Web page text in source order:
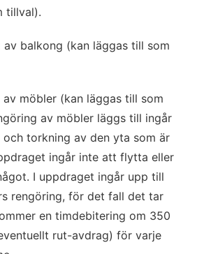
tillval).
av balkong (kan läggas till som
av möbler (kan läggas till som
av möbler läggs till ingår
och torkning av den yta som är
ingår inte att flytta eller
I uppdraget ingår upp till
rengöring, för det fall det tar
en timdebitering om 350
rut-avdrag) för varje